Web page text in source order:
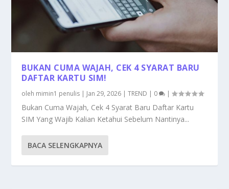
BUKAN CUMA WAJAH, CEK 4 SYARAT BARU
DAFTAR KARTU SIM!
oleh mimin1 penulis | Jan 29, 2026 |TREND | 0 |
Bukan Cuma Wajah, Cek 4 Syarat Baru Daftar Kartu
SIM Yang Wajib Kalian Ketahui Sebelum Nantinya...
BACA SELENGKAPNYA